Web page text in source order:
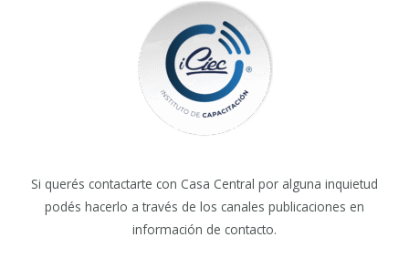
Si querés contactarte con Casa Central por alguna inquietud
podés hacerlo a través de los canales publicaciones en
información de contacto.